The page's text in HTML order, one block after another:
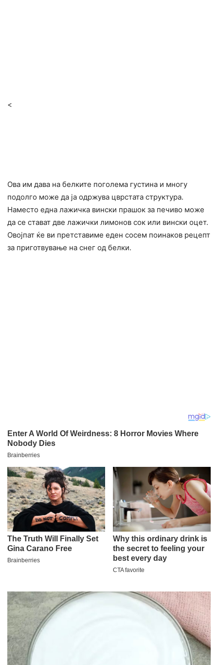
<
Ова им дава на белките поголема густина и многу
подолго може да ја одржува цврстата структура.
Наместо една лажичка вински прашок за печиво може
да се стават две лажички лимонов сок или вински оцет.
Овојпат ќе ви претставиме еден сосем поинаков рецепт
за приготвување на снег од белки.